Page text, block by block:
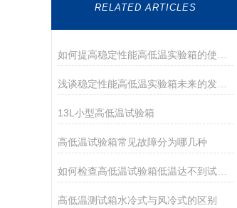
RELATED ARTICLES
浅谈稳定性能高低温实验箱未来的发展思路
13L小型高低温试验箱
高低温试验箱常见故障分为哪几种
高低温测试箱水冷式与风冷式的区别